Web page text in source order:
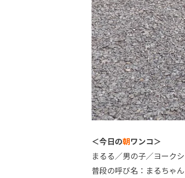
＜今日の朝ワンコ＞
まるる／男の子／ヨーク
普段の呼び名：まるちゃ